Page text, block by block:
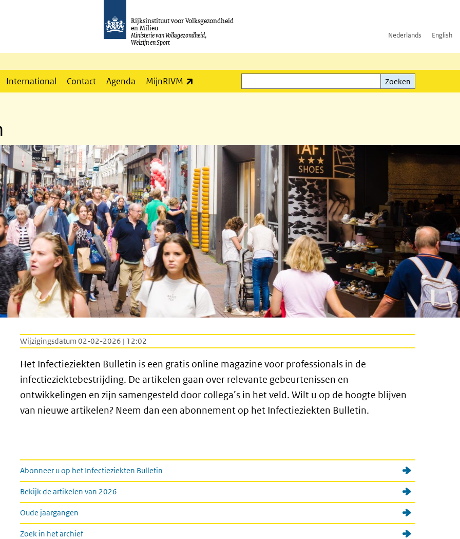
Rijksinstituut voor Volksgezondheid
en Milieu
Ministerie van Volksgezondheid,
Welzijn en Sport
Nederlands English
International Contact Agenda MijnRIVM
Zoeken
Zoeken
Wijzigingsdatum 02-02-2026 | 12:02
Het Infectieziekten Bulletin is een gratis online magazine voor professionals in de
infectieziektebestrijding. De artikelen gaan over relevante gebeurtenissen en
ontwikkelingen en zijn samengesteld door collega’s in het veld. Wilt u op de hoogte blijven
van nieuwe artikelen? Neem dan een abonnement op het Infectieziekten Bulletin.
Links
Abonneer u op het Infectieziekten Bulletin
Bekijk de artikelen van 2026
Oude jaargangen
Zoek in het archief